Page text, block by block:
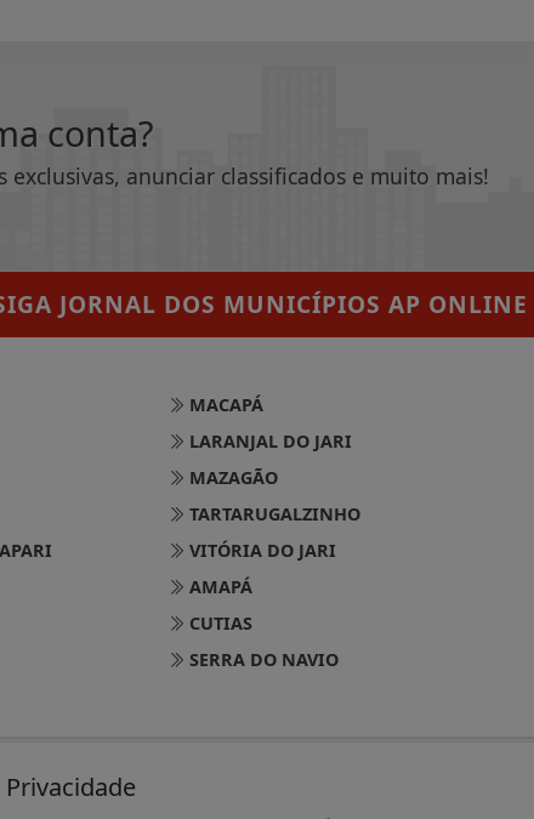
conta?
exclusivas, anunciar classificados e muito mais!
JORNAL DOS MUNICÍPIOS AP ONLINE
MACAPÁ
LARANJAL DO JARI
MAZAGÃO
TARTARUGALZINHO
VITÓRIA DO JARI
AMAPÁ
CUTIAS
SERRA DO NAVIO